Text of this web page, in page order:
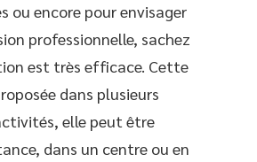
ou encore pour envisager
professionnelle, sachez
est très efficace. Cette
dans plusieurs
elle peut être
dans un centre ou en